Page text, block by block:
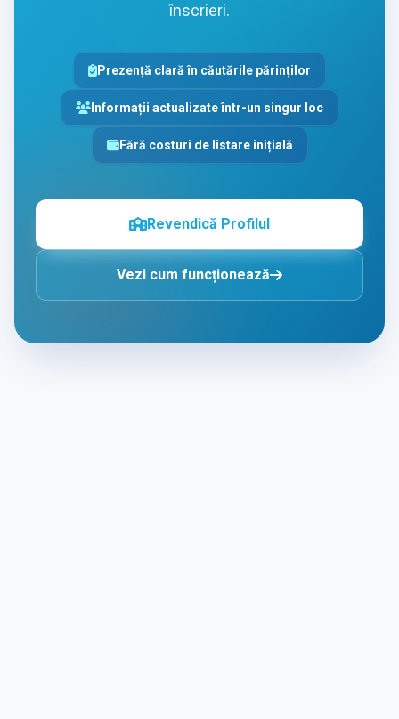
înscrieri.
Prezență clară în căutările părinților
Informații actualizate într-un singur loc
Fără costuri de listare inițială
Revendică Profilul
Vezi cum funcționează